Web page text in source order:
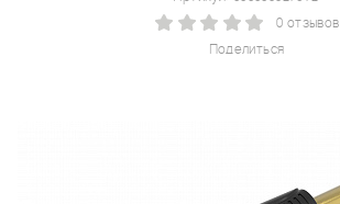
Поделиться
0 отзывов